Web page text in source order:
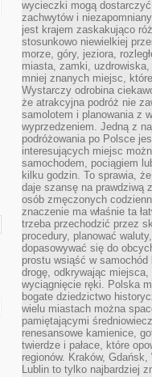
wycieczki mogą
zachwytów i
jest krajem zaskakująco
stosunkowo niewielkiej
morze, góry, jeziora,
miasta, zamki,
mniej znanych miejsc,
Wystarczy odrobina
że atrakcyjna podróż nie
samolotem i planowania z
wyprzedzeniem. Jedną z
podróżowania po Polsce
interesujących miejsc
samochodem, pociągiem
kilku godzin. To sprawia,
daje szansę na prawdziwą
osób zmęczonych
znaczenie ma właśnie ta
trzeba przechodzić przez
procedury, planować
dopasowywać się do
prostu wsiąść w
drogę, odkrywając miejsca,
wyciągnięcie ręki. Polska
bogate dziedzictwo
wielu miastach można
pamiętającymi
renesansowe kamienice,
twierdze i pałace, które
regionów. Kraków, Gdańsk,
Lublin to tylko najbardziej